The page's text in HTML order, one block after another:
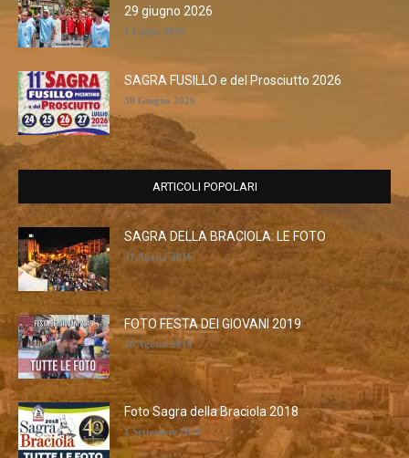
29 giugno 2026
1 Luglio 2026
SAGRA FUSILLO e del Prosciutto 2026
30 Giugno 2026
ARTICOLI POPOLARI
SAGRA DELLA BRACIOLA: LE FOTO
31 Agosto 2016
FOTO FESTA DEI GIOVANI 2019
28 Agosto 2019
Foto Sagra della Braciola 2018
1 Settembre 2018